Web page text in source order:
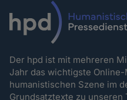
Der hpd ist mit mehreren
Jahr das wichtigste
humanistischen Szene im
Grundsatztexte zu